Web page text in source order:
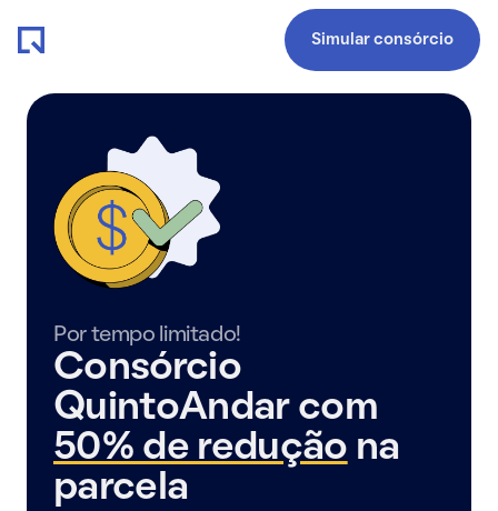
Simular consórcio
Por tempo limitado!
Consórcio
QuintoAndar com
50% de redução na
parcela